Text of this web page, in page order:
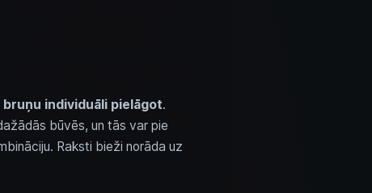
bruņu individuāli pielāgot.
būvēs, un tās var pie
Raksti bieži norāda uz